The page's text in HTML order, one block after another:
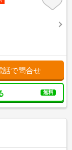
話で問合せ
無料